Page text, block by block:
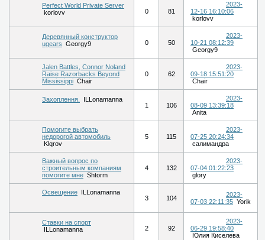
Perfect World Private Server
korlovv
0 81
2023-
12-16 16:10:06
korlovv
Деревянный конструктор
ugears Georgy9 0 50
2023-
10-21 08:12:39
Georgy9
Jalen Battles, Connor Noland
Raise Razorbacks Beyond
Mississippi Chair
0 62
2023-
09-18 15:51:20
Chair
Захоплення.
ILLonamanna
1
106
2023-
08-09 13:39:18
Anita
Помогите выбрать
недорогой автомобиль
Klqrov
5 115
2023-
07-25 20:24:34
салимандра
Важный вопрос по
строительным компаниям
помогите мне Shtorm
4 132
2023-
07-04 01:22:23
glory
Освещение
ILLonamanna
3
104
2023-
07-03 22:11:35 Yorik
Ставки на спорт
ILLonamanna
2 92
2023-
06-29 19:58:40
Юлия Киселева